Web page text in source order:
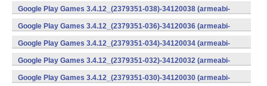
v8a) (Android)
Google Play Games 3.4.12_(2379351-038)-34120038 (armeabi-
v7a) (Android)
Google Play Games 3.4.12_(2379351-036)-34120036 (armeabi-
v7a) (Android)
Google Play Games 3.4.12_(2379351-034)-34120034 (armeabi-
v7a) (Android)
Google Play Games 3.4.12_(2379351-032)-34120032 (armeabi-
v7a) (Android)
Google Play Games 3.4.12_(2379351-030)-34120030 (armeabi-